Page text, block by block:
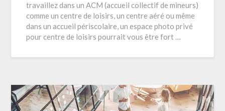
travaillez dans un ACM (accueil collectif de mineurs)
comme un centre de loisirs, un centre aéré ou même
dans un accueil périscolaire, un espace photo privé
pour centre de loisirs pourrait vous être fort …